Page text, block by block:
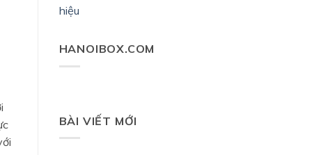
hiệu
HANOIBOX.COM
BÀI VIẾT MỚI